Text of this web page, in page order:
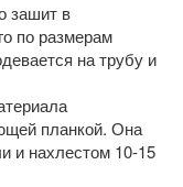
зашит в
по размерам
на трубу и
планкой. Она
и нахлестом 10-15